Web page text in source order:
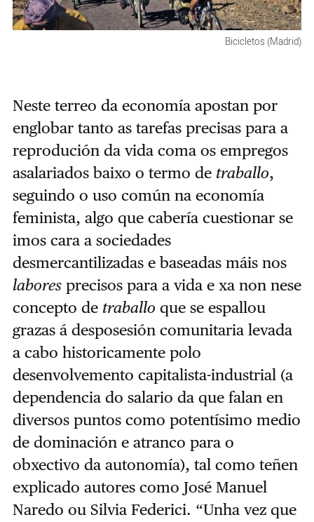
Bicicletos (Madrid)
Neste terreo da economía apostan por
englobar tanto as tarefas precisas para a
reprodución da vida coma os empregos
asalariados baixo o termo de traballo,
seguindo o uso común na economía
feminista, algo que cabería cuestionar se
imos cara a sociedades
desmercantilizadas e baseadas máis nos
laboresprecisos para a vida e xa non nese
concepto de traballo que se espallou
grazas á desposesión comunitaria levada
a cabo historicamente polo
desenvolvemento capitalista-industrial (a
dependencia do salario da que falan en
diversos puntos como potentísimo medio
de dominación e atranco para o
obxectivo da autonomía), tal como teñen
explicado autores como José Manuel
Naredo ou Silvia Federici. “Unha vez que